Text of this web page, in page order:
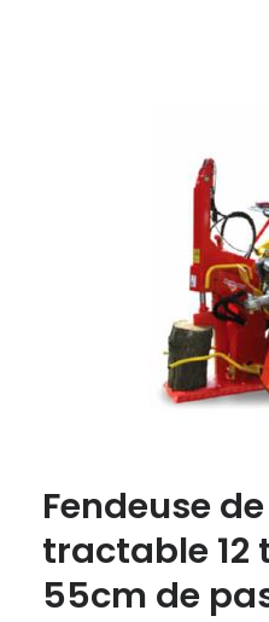
Fendeuse
tractable 12
55cm de